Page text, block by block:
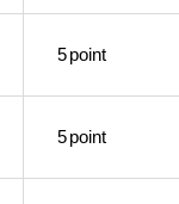
5point
5point